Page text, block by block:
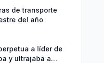
de transporte
del año
a líder de
y ultrajaba a